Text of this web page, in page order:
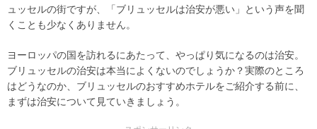
ュッセルの街ですが、「ブリュッセルは治安が悪い」という声を聞
くことも少なくありません。
ヨーロッパの国を訪れるにあたって、やっぱり気になるのは治安。
ブリュッセルの治安は本当によくないのでしょうか？実際のところ
はどうなのか、ブリュッセルのおすすめホテルをご紹介する前に、
まずは治安について見ていきましょう。